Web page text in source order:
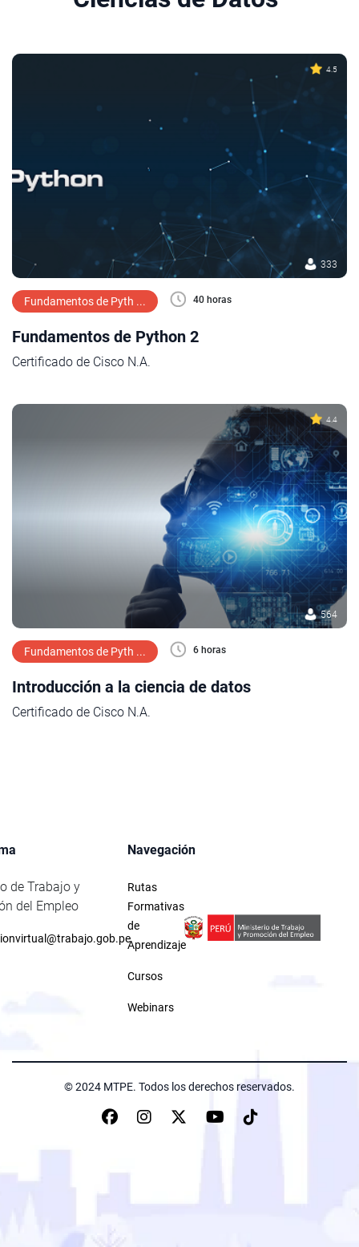
4.5
333
Fundamentos de Pyth ... 40 horas
Fundamentos de Python 2
Certificado de Cisco N.A.
4.4
564
Fundamentos de Pyth ... 6 horas
Introducción a la ciencia de datos
Certificado de Cisco N.A.
de Trabajo y
del Empleo
Navegación
Rutas
Formativas
de
Aprendizaje
Cursos
Webinars
© 2024 MTPE. Todos los derechos reservados.